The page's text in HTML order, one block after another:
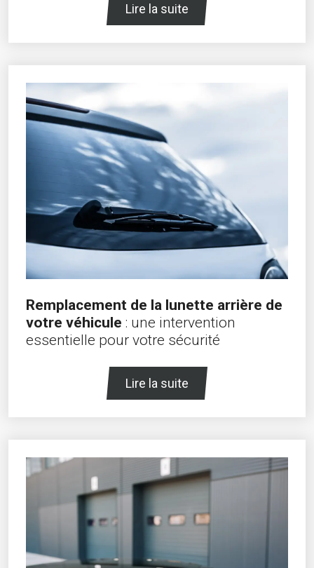
Lire la suite
Remplacement de la lunette arrière de
votre véhicule : une intervention
essentielle pour votre sécurité
Lire la suite